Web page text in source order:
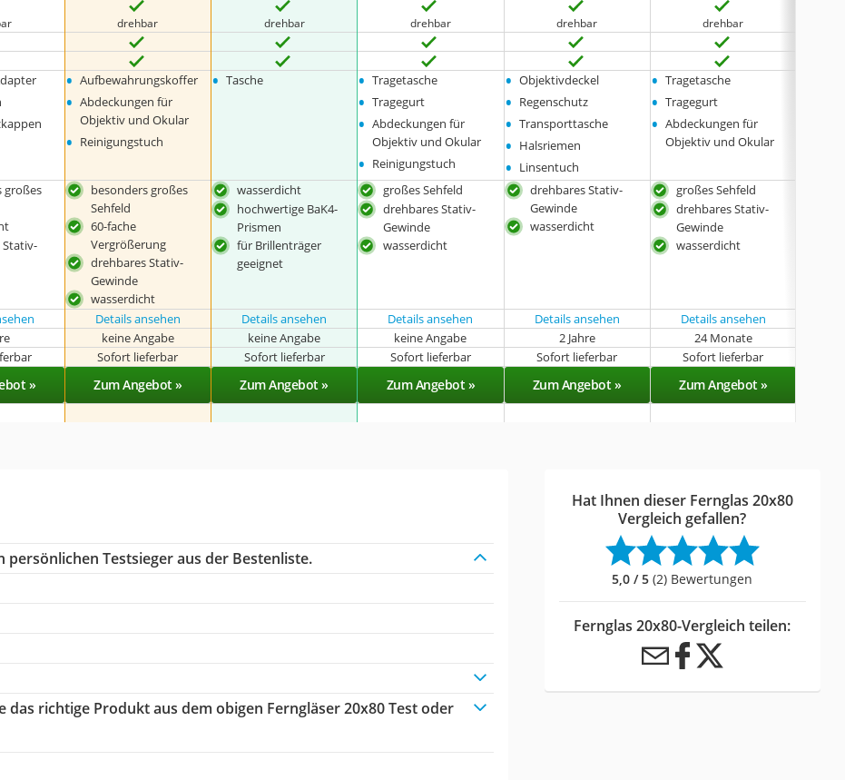
drehbar drehbar drehbar drehbar drehbar
• Aufbewahrungskoffer
• Abdeckungen für
Objektiv und Okular
• Reinigungstuch
• Tasche • Tragetasche
• Tragegurt
• Abdeckungen für
Objektiv und Okular
• Reinigungstuch
• Objektivdeckel
• Regenschutz
• Transporttasche
• Halsriemen
• Linsentuch
• Tragetasche
• Tragegurt
• Abdeckungen für
Objektiv und Okular
großes
besonders großes
Sehfeld
60-fache
Vergrößerung
drehbares Stativ-
Gewinde
wasserdicht
wasserdicht
hochwertige BaK4-
Prismen
für Brillenträger
geeignet
großes Sehfeld
drehbares Stativ-
Gewinde
wasserdicht
drehbares Stativ-
Gewinde
wasserdicht
großes Sehfeld
drehbares Stativ-
Gewinde
wasserdicht
Details ansehen Details ansehen Details ansehen Details ansehen
Details ansehen
keine Angabe keine Angabe keine Angabe 2 Jahre 24 Monate
Sofort lieferbar Sofort lieferbar Sofort lieferbar Sofort lieferbar Sofort lieferbar
» Zum Angebot » Zum Angebot » Zum Angebot » Zum Angebot » Zum Angebot »
persönlichen Testsieger aus der Bestenliste.
das richtige Produkt aus dem obigen Ferngläser 20x80 Test oder
Hat Ihnen dieser Fernglas 20x80
Vergleich gefallen?
5,0 / 5 (2) Bewertungen
Fernglas 20x80-Vergleich teilen: